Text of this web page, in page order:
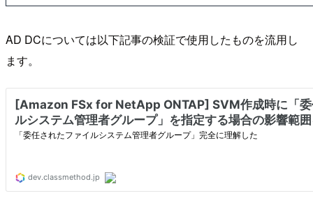
AD DCについては以下記事の検証で使用したものを流用し
ます。